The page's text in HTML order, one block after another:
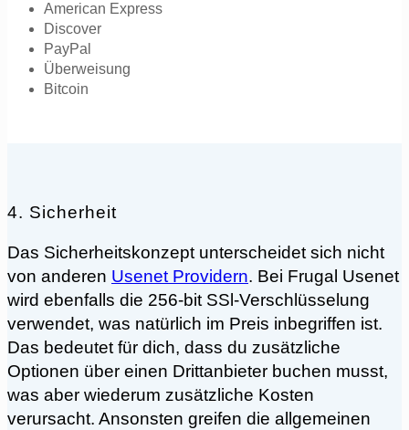
American Express
Discover
PayPal
Überweisung
Bitcoin
4. Sicherheit
Das Sicherheitskonzept unterscheidet sich nicht
von anderen Usenet Providern. Bei Frugal Usenet
wird ebenfalls die 256-bit SSl-Verschlüsselung
verwendet, was natürlich im Preis inbegriffen ist.
Das bedeutet für dich, dass du zusätzliche
Optionen über einen Drittanbieter buchen musst,
was aber wiederum zusätzliche Kosten
verursacht. Ansonsten greifen die allgemeinen